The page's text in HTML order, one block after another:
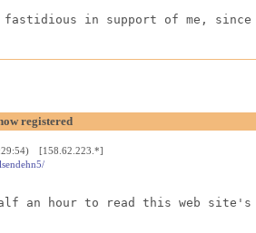
in support of me, since
registered
[158.62.223.*]
an hour to read this web